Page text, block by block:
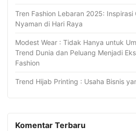
Tren Fashion Lebaran 2025: Inspirasi
Nyaman di Hari Raya
Modest Wear : Tidak Hanya untuk
Trend Dunia dan Peluang Menjadi
Fashion
Trend Hijab Printing : Usaha Bisnis
Komentar Terbaru